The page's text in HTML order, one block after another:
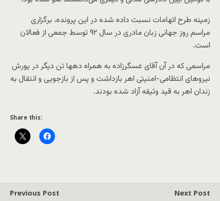
زمینه طرح اتهامات نسبت داده شده در این پرونده، برگزاری
مراسم روز جهانی زبان مادری در سال ۹۲ توسط جمعی از فعالان
است.
مراسمی که در آن آقای عسگرزاده به همراه دهها تن دیگر در یورش
نیروهای انتظامی-امنیتی اهر بازداشت و پس از بازجویی و انتقال به
زندان اهر به قید وثیقه آزاد شده بودند.
Share this:
Previous Post Next Post